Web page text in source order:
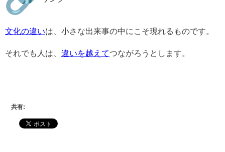
文化の違いは、小さな出来事の中にこそ現れるものです。
それでも人は、 違いを越えてつながろうとします。
共有: